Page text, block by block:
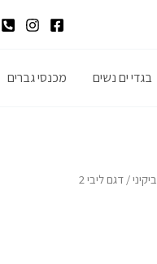
בגדי ים נשים מכנסי גברים
ביקיני/ דגם ליבי 2